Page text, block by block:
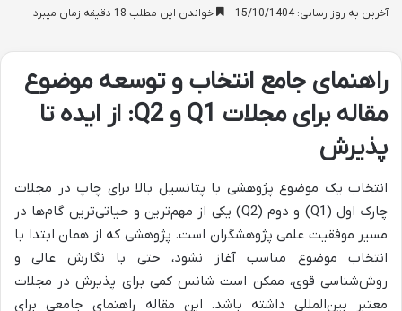
آخرین به روز رسانی: 15/10/1404 خواندن این مطلب 18 دقیقه زمان میبرد
راهنمای جامع انتخاب و توسعه موضوع
مقاله برای مجلات Q1 و Q2: از ایده تا
پذیرش
انتخاب یک موضوع پژوهشی با پتانسیل بالا برای چاپ در مجلات
چارک اول (Q1) و دوم (Q2) یکی از مهم‌ترین و حیاتی‌ترین گام‌ها در
مسیر موفقیت علمی پژوهشگران است. پژوهشی که از همان ابتدا با
انتخاب موضوع مناسب آغاز نشود، حتی با نگارش عالی و
روش‌شناسی قوی، ممکن است شانس کمی برای پذیرش در مجلات
معتبر بین‌المللی داشته باشد. این مقاله راهنمای جامعی برای